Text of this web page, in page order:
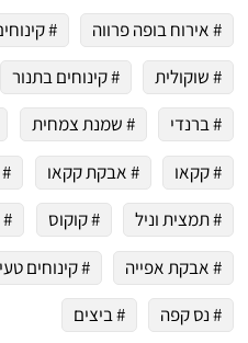
# אירוח בופה פרווה
#
# שוקולית
# קינוחים בתנור
# ברנדי
# שמנת צמחית
# קקאו
# אבקת קקאו
# תמצית וניל
# קוקוס
#
# אבקת אפייה
# קינוחים
# נס קפה
# ביצים